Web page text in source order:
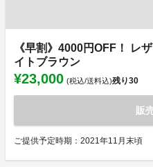
《早割》4000円OFF！ レ
イトブラウン
¥23,000 (税込/送料込)残り30
販
ご提供予定時期：2021年11月末頃